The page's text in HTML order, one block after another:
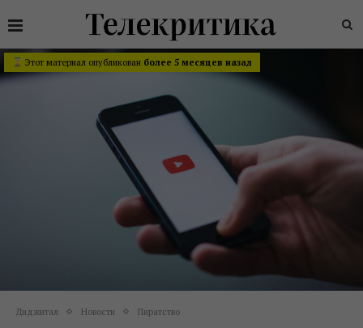
Этот материал опубликован более 5 месяцев назад
Диджитал Новости Пиратство